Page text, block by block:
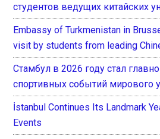
студентов ведущих китайских
Embassy of Turkmenistan in
visit by students from leading
Стамбул в 2026 году стал
спортивных событий мирового
İstanbul Continues Its Landmark
Events